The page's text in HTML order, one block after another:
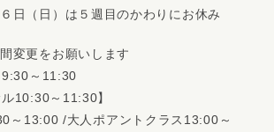
日（日）は５週目のかわりにお休み
変更をお願いします
9:30～11:30
10:30～11:30】
～13:00 /大人ポアントクラス13:00～